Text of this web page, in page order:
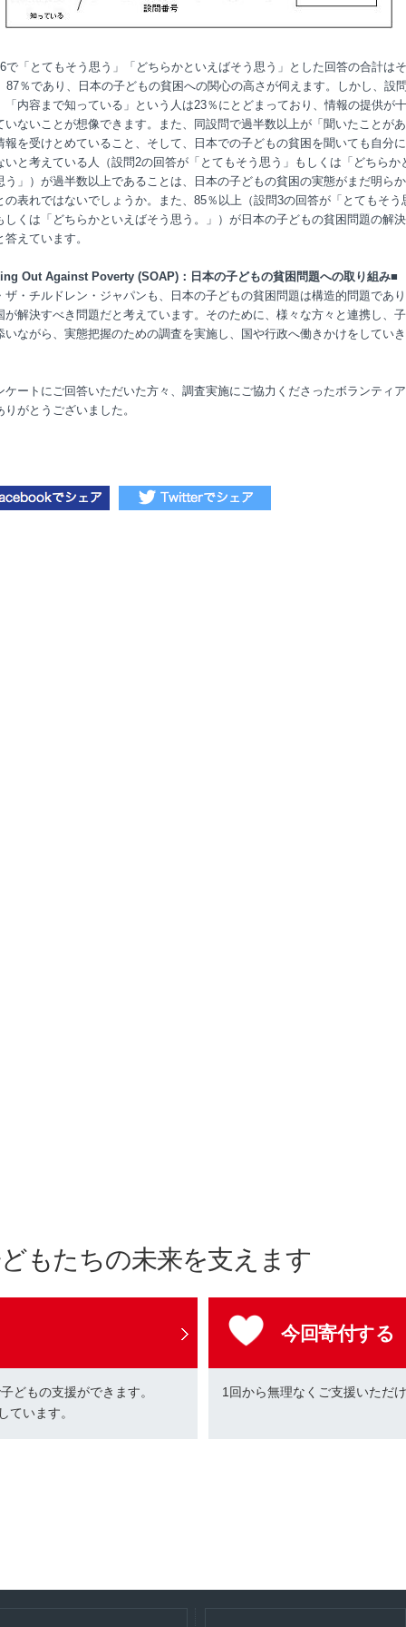
で「とてもそう思う」「どちらかといえばそう思う」とした回答の合計は
87％であり、日本の子どもの貧困への関心の高さが伺えます。しかし、設
「内容まで知っている」という人は23％にとどまっており、情報の提供が
いないことが想像できます。また、同設問で過半数以上が「聞いたことが
報を受けとめていること、そして、日本での子どもの貧困を聞いても自分
いと考えている人（設問2の回答が「とてもそう思う」もしくは「どちらか
う」）が過半数以上であることは、日本の子どもの貧困の実態がまだ明ら
の表れではないでしょうか。また、85％以上（設問3の回答が「とてもそう
しくは「どちらかといえばそう思う。」）が日本の子どもの貧困問題の解
答えています。
Out Against Poverty (SOAP)：日本の子どもの貧困問題への取り組み■
ザ・チルドレン・ジャパンも、日本の子どもの貧困問題は構造的問題であ
が解決すべき問題だと考えています。そのために、様々な方々と連携し、
いながら、実態把握のための調査を実施し、国や行政へ働きかけをしてい
ートにご回答いただいた方々、調査実施にご協力くださったボランティ
りがとうございました。
もたちの未来を支えます
どもの支援ができます。
ています。
今回寄付する
1回から無理なくご支援いただ